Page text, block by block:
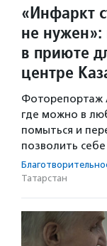
«Инфаркт
не нужен»:
в приюте
центре
Фоторепортаж
где можно в
помыться и
позволить себе
Татарстан